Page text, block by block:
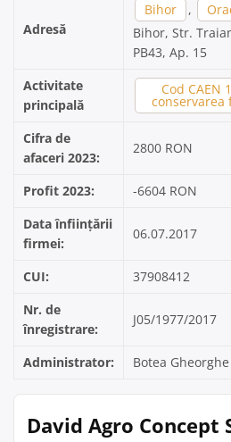
Adresă
Bihor ,
Bihor, Str.
PB43, Ap. 15
Activitate
principală
Cod CAEN
Cifra de
afaceri 2023:
2800 RON
Profit 2023:
-6604 RON
Data înființării
firmei:
06.07.2017
CUI:
37908412
Nr. de
înregistrare:
J05/1977/2017
Administrator: Botea Gheorghe
David Agro Concept